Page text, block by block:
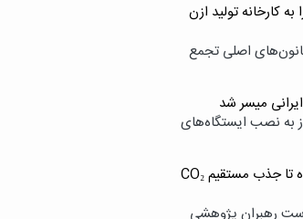
کارخانه تولید ازن
اصلی تجمع
میسر شد
به نصب ایستگاه‌های
از ساخت و ساز با غبار ماه تا جذب مستقیم CO₂
رهبران پژوهشی